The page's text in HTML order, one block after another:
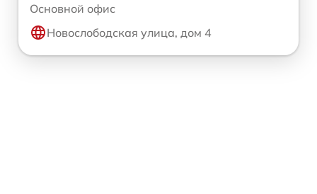
Основной офис
Новослободская улица, дом 4